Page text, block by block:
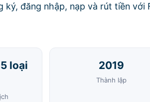
đăng nhập, nạp và rút tiền với
loại
2019
Thành lập